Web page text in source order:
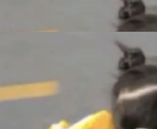
一组后台 agent。这些后
接入Mooncake TENT。
传输引擎接入Mooncake T
性能提升30%、非零拷贝
。UCL-MPComm底层基
信引擎，后续腾讯网平将
信服“面向企业研发场景的
应用”凭借卓越的技术
选。 全链路私有化部署，
地 当前，越来越多企业已
选工信部人工智能
化部正式发布《2025年人工